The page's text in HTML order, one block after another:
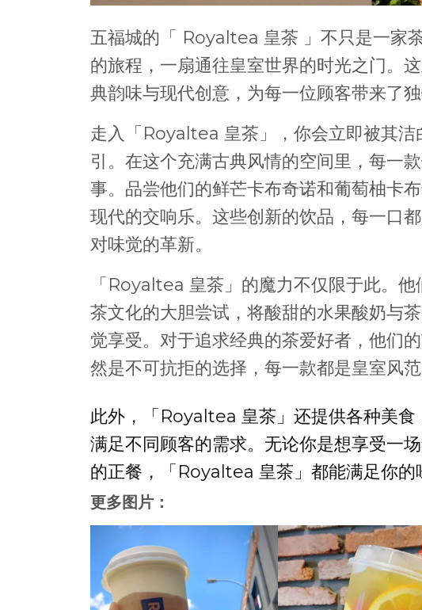
五福城的「 Royaltea 皇茶 」不只是一家
的旅程，一扇通往皇室世界的时光之门。
典韵味与现代创意，为每一位顾客带来了独
走入「Royaltea 皇茶」，你会立即被其洁
引。在这个充满古典风情的空间里，每一
事。品尝他们的鲜芒卡布奇诺和葡萄柚卡
现代的交响乐。这些创新的饮品，每一口
对味觉的革新。
「Royaltea 皇茶」的魔力不仅限于此。
茶文化的大胆尝试，将酸甜的水果酸奶与
觉享受。对于追求经典的茶爱好者，他
然是不可抗拒的选择，每一款都是皇室风范
此外，「Royaltea 皇茶」还提供各种美食
满足不同顾客的需求。无论你是想享受一
的正餐，「Royaltea 皇茶」都能满足你的
更多图片：